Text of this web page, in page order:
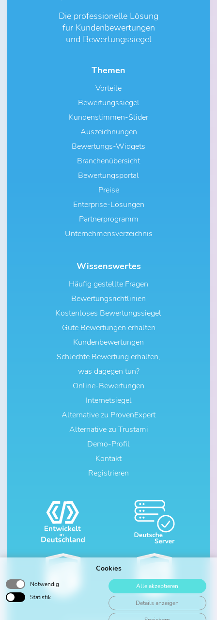
Cookies
Notwendig
Statistik
Alle akzeptieren
Details anzeigen
Die professionelle Lösung
für Kundenbewertungen
und Bewertungssiegel
Themen
Vorteile
Bewertungssiegel
Kundenstimmen-Slider
Auszeichnungen
Bewertungs-Widgets
Branchenübersicht
Bewertungsportal
Preise
Enterprise-Lösungen
Partnerprogramm
Unternehmensverzeichnis
Wissenswertes
Häufig gestellte Fragen
Bewertungsrichtlinien
Kostenloses Bewertungssiegel
Gute Bewertungen erhalten
Kundenbewertungen
Schlechte Bewertung erhalten,
was dagegen tun?
Online-Bewertungen
Internetsiegel
Alternative zu ProvenExpert
Alternative zu Trustami
Demo-Profil
Kontakt
Registrieren